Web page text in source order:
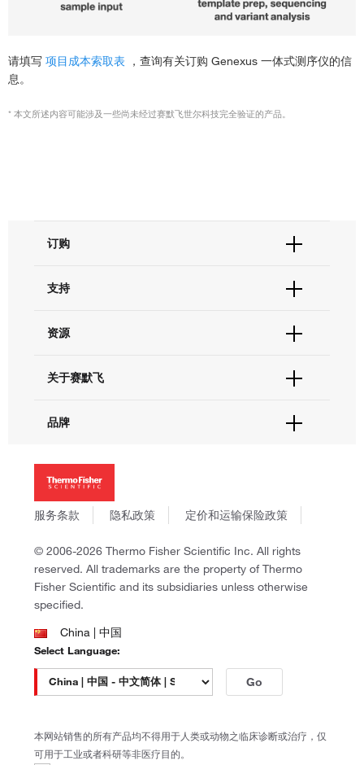
请填写 项目成本索取表 ，查询有关订购 Genexus 一体式测序仪的信
息。
* 本文所述内容可能涉及一些尚未经过赛默飞世尔科技完全验证的产品。
订购
订单支持
现货供应中心
支持
联系我们 - 400 820 8982
查找文件&证书
资源
促销
社交媒体
关于赛默飞
招聘
新闻
社会责任
商标
品牌
Applied Biosystems
Invitrogen
Gibco
Unity Lab Services
Patheon
PPD
服务条款 隐私政策 定价和运输保险政策
© 2006-2026 Thermo Fisher Scientific Inc. All rights
reserved. All trademarks are the property of Thermo
Fisher Scientific and its subsidiaries unless otherwise
specified.
China | 中国
Select Language:
Go
本网站销售的所有产品均不得用于人类或动物之临床诊断或治疗，仅
可用于工业或者科研等非医疗目的。